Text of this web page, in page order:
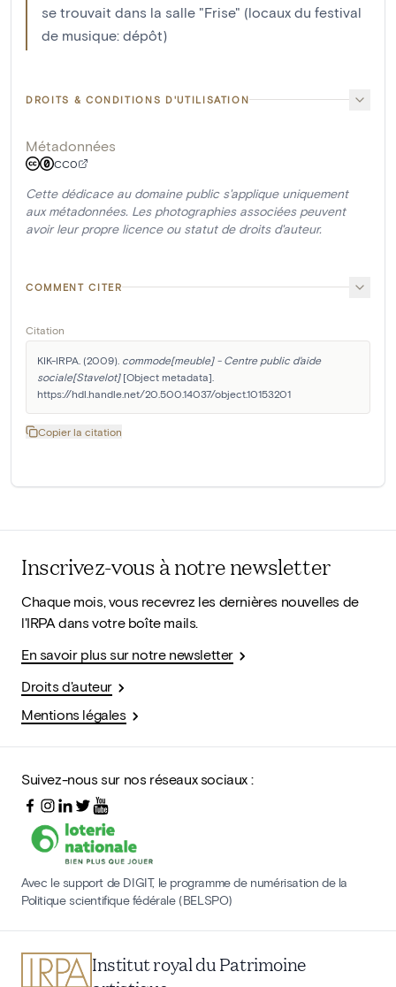
se trouvait dans la salle "Frise" (locaux du festival
de musique: dépôt)
DROITS & CONDITIONS D'UTILISATION
Métadonnées
CC0
Cette dédicace au domaine public s'applique uniquement
aux métadonnées. Les photographies associées peuvent
avoir leur propre licence ou statut de droits d'auteur.
COMMENT CITER
Citation
KIK-IRPA. (2009). commode[meuble] - Centre public d'aide
sociale[Stavelot] [Object metadata].
https://hdl.handle.net/20.500.14037/object.10153201
Copier la citation
Inscrivez-vous à notre newsletter
Chaque mois, vous recevrez les dernières nouvelles de
l'IRPA dans votre boîte mails.
En savoir plus sur notre newsletter
Droits d'auteur
Mentions légales
Suivez-nous sur nos réseaux sociaux :
Avec le support de DIGIT, le programme de numérisation de la
Politique scientifique fédérale (BELSPO)
Institut royal du Patrimoine